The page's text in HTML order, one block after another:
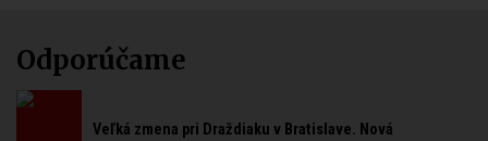
Odporúčame
Veľká zmena pri Draždiaku v Bratislave. Nová